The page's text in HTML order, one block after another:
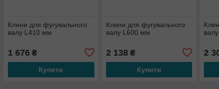
Клини для фугувального
валу L410 мм
1 676 ₴
Купити
Клини для фугувального
валу L600 мм
2 138₴
Купити
2